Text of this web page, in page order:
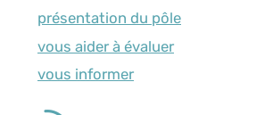
présentation du pôle
vous aider à évaluer
vous informer